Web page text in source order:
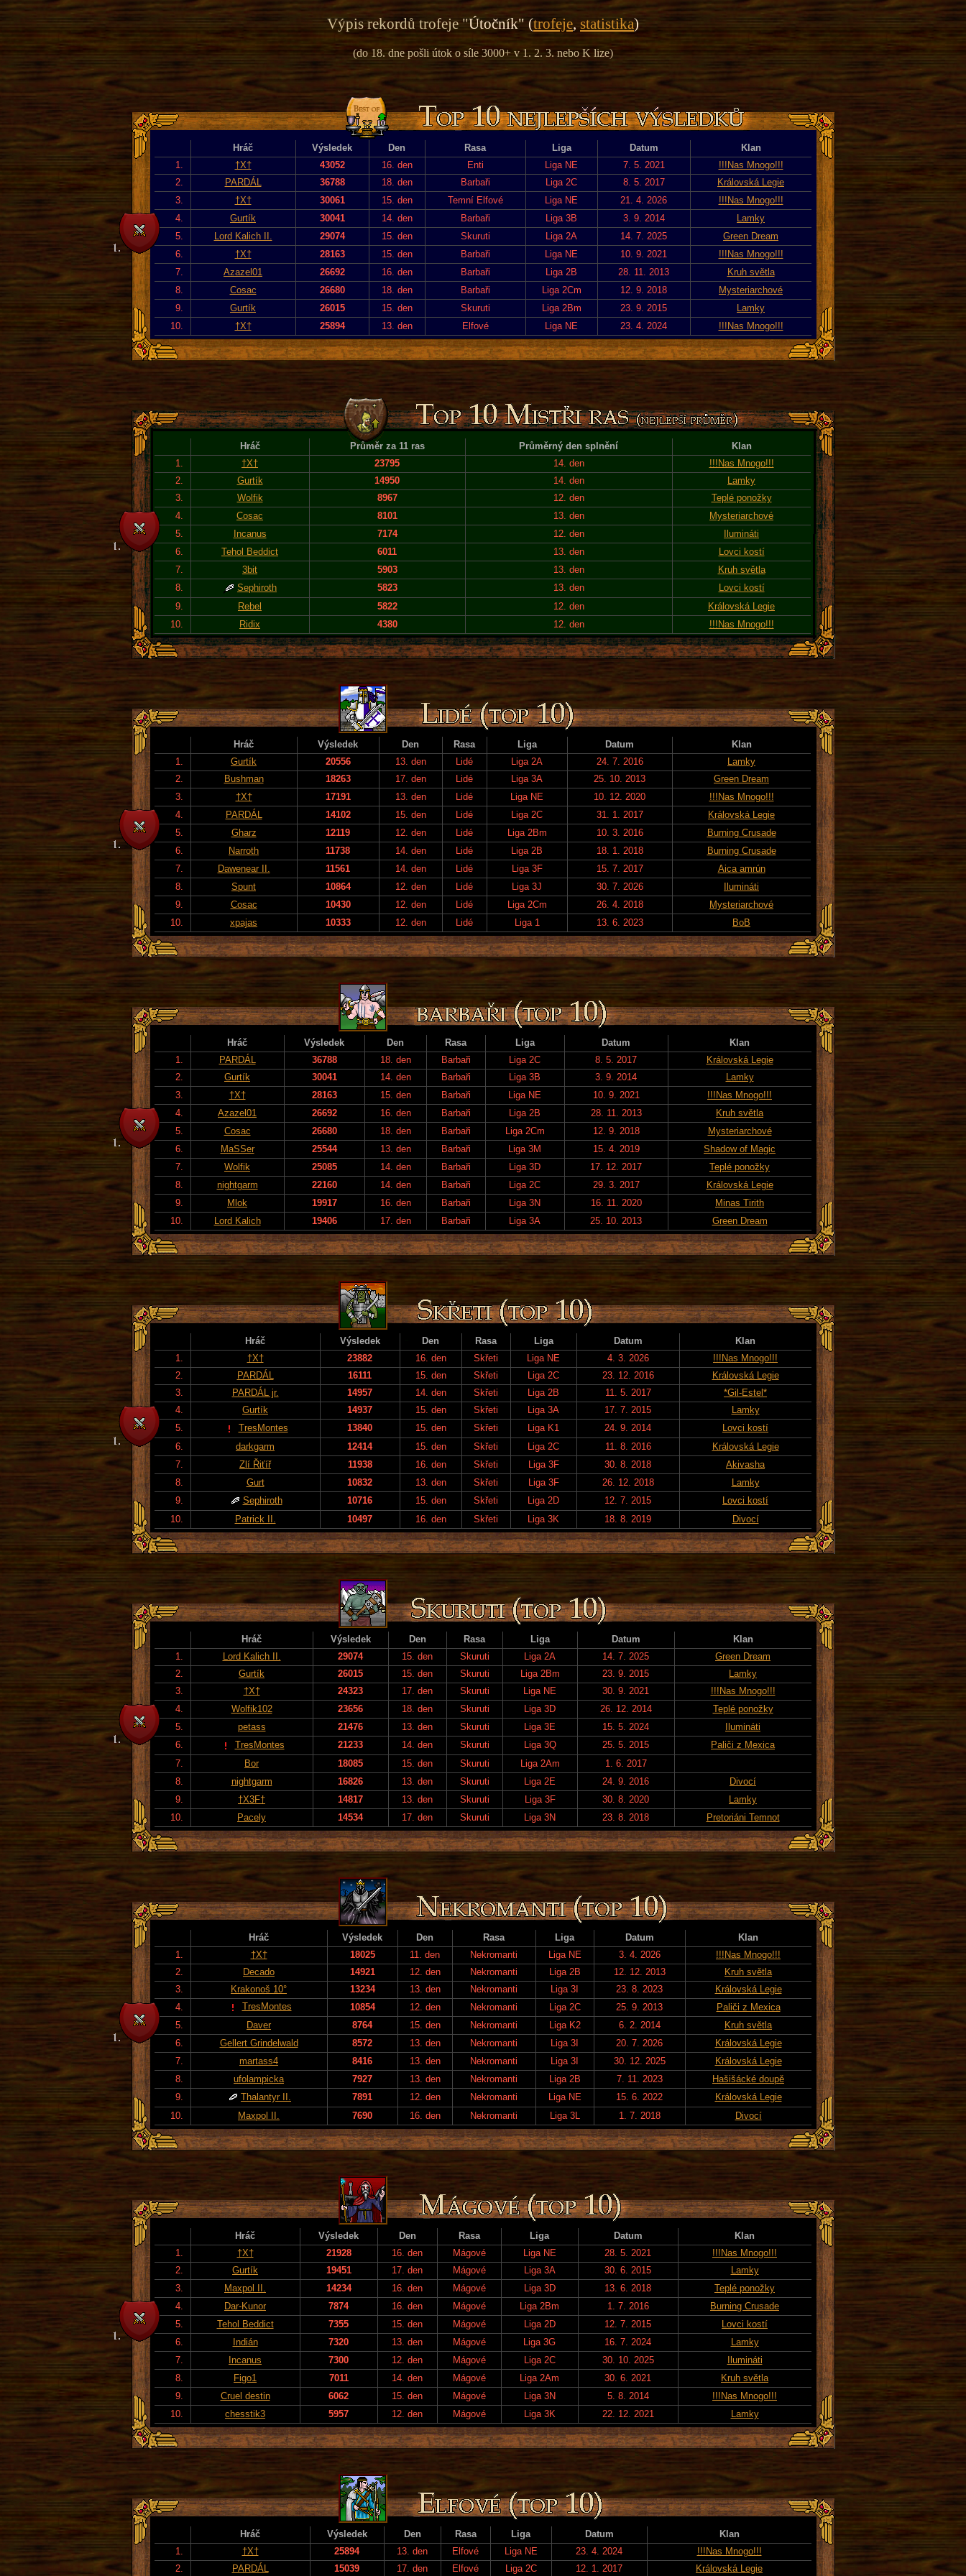
Výpis rekordů trofeje "Útočník" (trofeje, statistika)
(do 18. dne pošli útok o síle 3000+ v 1. 2. 3. nebo K lize)
Hráč Výsledek Den Rasa Liga Datum
Klan
1.
†X† 43052 16. den Enti Liga NE 7. 5. 2021
!!!Nas Mnogo!!!
2.
PARDÁL 36788 18. den Barbaři Liga 2C 8. 5. 2017
Královská Legie
3.
†X† 30061 15. den Temní Elfové Liga NE 21. 4. 2026
!!!Nas Mnogo!!!
4.
Gurtík 30041 14. den Barbaři Liga 3B 3. 9. 2014
Lamky
5.
Lord Kalich II. 29074 15. den Skuruti Liga 2A 14. 7. 2025
Green Dream
6.
†X† 28163 15. den Barbaři Liga NE 10. 9. 2021
!!!Nas Mnogo!!!
7.
Azazel01 26692 16. den Barbaři Liga 2B 28. 11. 2013
Kruh světla
8.
Cosac 26680 18. den Barbaři Liga 2Cm 12. 9. 2018
Mysteriarchové
9.
Gurtík 26015 15. den Skuruti Liga 2Bm 23. 9. 2015
Lamky
10.
†X† 25894 13. den Elfové Liga NE 23. 4. 2024 !!!Nas Mnogo!!!
Hráč Průměr za 11 ras Průměrný den splnění
Klan
1.
†X† 23795 14. den
!!!Nas Mnogo!!!
2.
Gurtík 14950 14. den
Lamky
3.
Wolfik 8967 12. den
Teplé ponožky
4.
Cosac 8101 13. den
Mysteriarchové
5.
Incanus 7174 12. den
Ilumináti
6.
Tehol Beddict 6011 13. den
Lovci kostí
7.
3bit 5903 13. den
Kruh světla
8.
Sephiroth 5823 13. den
Lovci kostí
9.
Rebel 5822 12. den
Královská Legie
10.
Ridix 4380 12. den !!!Nas Mnogo!!!
Hráč Výsledek Den Rasa Liga Datum
Klan
1.
Gurtík 20556 13. den Lidé Liga 2A 24. 7. 2016
Lamky
2.
Bushman 18263 17. den Lidé Liga 3A 25. 10. 2013
Green Dream
3.
†X† 17191 13. den Lidé Liga NE 10. 12. 2020
!!!Nas Mnogo!!!
4.
PARDÁL 14102 15. den Lidé Liga 2C 31. 1. 2017
Královská Legie
5.
Gharz 12119 12. den Lidé Liga 2Bm 10. 3. 2016
Burning Crusade
6.
Narroth 11738 14. den Lidé Liga 2B 18. 1. 2018
Burning Crusade
7.
Dawenear II. 11561 14. den Lidé Liga 3F 15. 7. 2017
Aica amrún
8.
Spunt 10864 12. den Lidé Liga 3J 30. 7. 2026
Ilumináti
9.
Cosac 10430 12. den Lidé Liga 2Cm 26. 4. 2018
Mysteriarchové
10.
xpajas 10333 12. den Lidé Liga 1 13. 6. 2023 BoB
Hráč Výsledek Den Rasa Liga Datum
Klan
1.
PARDÁL 36788 18. den Barbaři Liga 2C 8. 5. 2017
Královská Legie
2.
Gurtík 30041 14. den Barbaři Liga 3B 3. 9. 2014
Lamky
3.
†X† 28163 15. den Barbaři Liga NE 10. 9. 2021
!!!Nas Mnogo!!!
4.
Azazel01 26692 16. den Barbaři Liga 2B 28. 11. 2013
Kruh světla
5.
Cosac 26680 18. den Barbaři Liga 2Cm 12. 9. 2018
Mysteriarchové
6.
MaSSer 25544 13. den Barbaři Liga 3M 15. 4. 2019
Shadow of Magic
7.
Wolfik 25085 14. den Barbaři Liga 3D 17. 12. 2017
Teplé ponožky
8.
nightgarm 22160 14. den Barbaři Liga 2C 29. 3. 2017
Královská Legie
9.
Mlok 19917 16. den Barbaři Liga 3N 16. 11. 2020
Minas Tirith
10.
Lord Kalich 19406 17. den Barbaři Liga 3A 25. 10. 2013 Green Dream
Hráč Výsledek Den Rasa Liga Datum
Klan
1.
†X† 23882 16. den Skřeti Liga NE 4. 3. 2026
!!!Nas Mnogo!!!
2.
PARDÁL 16111 15. den Skřeti Liga 2C 23. 12. 2016
Královská Legie
3.
PARDÁL jr. 14957 14. den Skřeti Liga 2B 11. 5. 2017
*Gil-Estel*
4.
Gurtík 14937 15. den Skřeti Liga 3A 17. 7. 2015
Lamky
5.
TresMontes 13840 15. den Skřeti Liga K1 24. 9. 2014
Lovci kostí
6.
darkgarm 12414 15. den Skřeti Liga 2C 11. 8. 2016
Královská Legie
7.
Zlí Řiťíř 11938 16. den Skřeti Liga 3F 30. 8. 2018
Akivasha
8.
Gurt 10832 13. den Skřeti Liga 3F 26. 12. 2018
Lamky
9.
Sephiroth 10716 15. den Skřeti Liga 2D 12. 7. 2015
Lovci kostí
10.
Patrick II. 10497 16. den Skřeti Liga 3K 18. 8. 2019 Divocí
Hráč Výsledek Den Rasa Liga Datum
Klan
1.
Lord Kalich II. 29074 15. den Skuruti Liga 2A 14. 7. 2025
Green Dream
2.
Gurtík 26015 15. den Skuruti Liga 2Bm 23. 9. 2015
Lamky
3.
†X† 24323 17. den Skuruti Liga NE 30. 9. 2021
!!!Nas Mnogo!!!
4.
Wolfik102 23656 18. den Skuruti Liga 3D 26. 12. 2014
Teplé ponožky
5.
petass 21476 13. den Skuruti Liga 3E 15. 5. 2024
Ilumináti
6.
TresMontes 21233 14. den Skuruti Liga 3Q 25. 5. 2015
Paliči z Mexica
7.
Bor 18085 15. den Skuruti Liga 2Am
1. 6. 2017
8.
nightgarm 16826 13. den Skuruti Liga 2E 24. 9. 2016
Divocí
9.
†X3F† 14817 13. den Skuruti Liga 3F 30. 8. 2020
Lamky
10.
Pacely 14534 17. den Skuruti Liga 3N 23. 8. 2018 Pretoriáni Temnot
Hráč Výsledek Den Rasa Liga Datum
Klan
1.
†X† 18025 11. den Nekromanti Liga NE 3. 4. 2026
!!!Nas Mnogo!!!
2.
Decado 14921 12. den Nekromanti Liga 2B 12. 12. 2013
Kruh světla
3.
Krakonoš 10° 13234 13. den Nekromanti Liga 3I 23. 8. 2023
Královská Legie
4.
TresMontes 10854 12. den Nekromanti Liga 2C 25. 9. 2013
Paliči z Mexica
5.
Daver 8764 15. den Nekromanti Liga K2 6. 2. 2014
Kruh světla
6.
Gellert Grindelwald 8572 13. den Nekromanti Liga 3I 20. 7. 2026
Královská Legie
7.
martass4 8416 13. den Nekromanti Liga 3I 30. 12. 2025
Královská Legie
8.
ufolampicka 7927 13. den Nekromanti Liga 2B 7. 11. 2023
Hašišácké doupě
9.
Thalantyr II. 7891 12. den Nekromanti Liga NE 15. 6. 2022
Královská Legie
10.
Maxpol II. 7690 16. den Nekromanti Liga 3L 1. 7. 2018 Divocí
Hráč Výsledek Den Rasa Liga Datum
Klan
1.
†X† 21928 16. den Mágové Liga NE 28. 5. 2021
!!!Nas Mnogo!!!
2.
Gurtík 19451 17. den Mágové Liga 3A 30. 6. 2015
Lamky
3.
Maxpol II. 14234 16. den Mágové Liga 3D 13. 6. 2018
Teplé ponožky
4.
Dar-Kunor 7874 16. den Mágové Liga 2Bm 1. 7. 2016
Burning Crusade
5.
Tehol Beddict 7355 15. den Mágové Liga 2D 12. 7. 2015
Lovci kostí
6.
Indián 7320 13. den Mágové Liga 3G 16. 7. 2024
Lamky
7.
Incanus 7300 12. den Mágové Liga 2C 30. 10. 2025
Ilumináti
8.
Figo1 7011 14. den Mágové Liga 2Am 30. 6. 2021
Kruh světla
9.
Cruel destin 6062 15. den Mágové Liga 3N 5. 8. 2014
!!!Nas Mnogo!!!
10.
chesstik3 5957 12. den Mágové Liga 3K 22. 12. 2021 Lamky
Hráč Výsledek Den Rasa Liga Datum
Klan
1.
†X† 25894 13. den Elfové Liga NE 23. 4. 2024
!!!Nas Mnogo!!!
2.
PARDÁL 15039 17. den Elfové Liga 2C 12. 1. 2017 Královská Legie